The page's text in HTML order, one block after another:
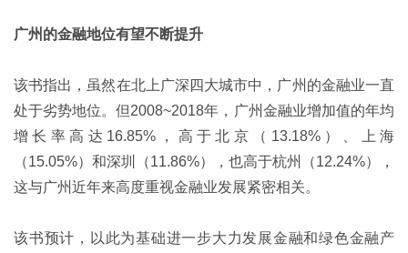
广州的金融地位有望不断提升
该书指出，虽然在北上广深四大城市中，广州的金融业一直
处于劣势地位。但2008~2018年，广州金融业增加值的年均
增长率高达16.85%，高于北京（13.18%）、上海
（15.05%）和深圳（11.86%），也高于杭州（12.24%），
这与广州近年来高度重视金融业发展紧密相关。
该书预计，以此为基础进一步大力发展金融和绿色金融产